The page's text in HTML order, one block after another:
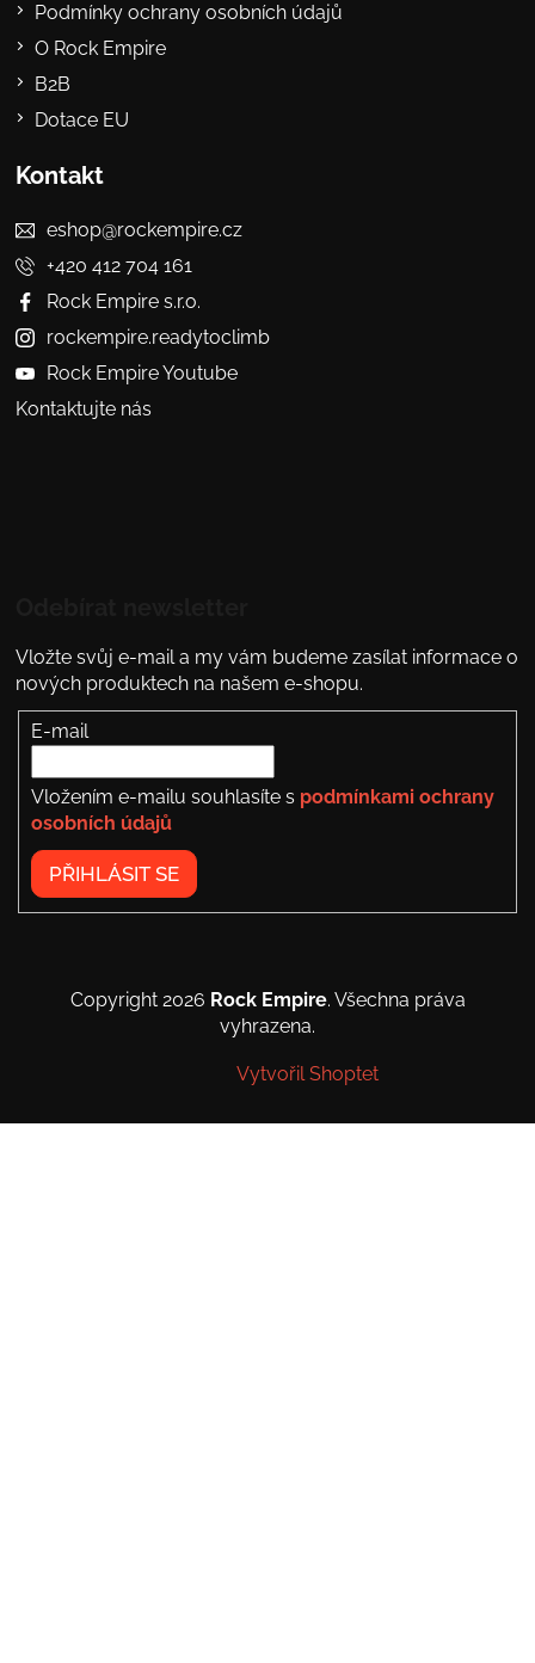
Podmínky ochrany osobních údajů
O Rock Empire
B2B
Dotace EU
Kontakt
eshop@rockempire.cz
+420 412 704 161
Rock Empire s.r.o.
rockempire.readytoclimb
Rock Empire Youtube
Kontaktujte nás
Vložte svůj e-mail a my vám budeme zasílat informace o
nových produktech na našem e-shopu.
E-mail
Vložením e-mailu souhlasíte s podmínkami ochrany
osobních údajů
PŘIHLÁSIT SE
Vytvořil Shoptet
Copyright 2026 Rock Empire. Všechna práva
vyhrazena.